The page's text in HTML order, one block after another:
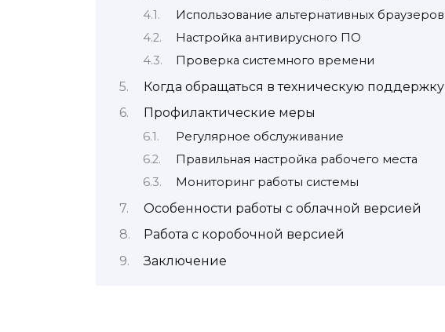
Использование альтернативных браузеров
Настройка антивирусного ПО
Проверка системного времени
Когда обращаться в техническую поддержку
Профилактические меры
Регулярное обслуживание
Правильная настройка рабочего места
Мониторинг работы системы
Особенности работы с облачной версией
Работа с коробочной версией
Заключение